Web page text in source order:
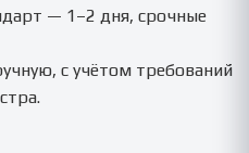
— 1–2 дня, срочные
с учётом требований